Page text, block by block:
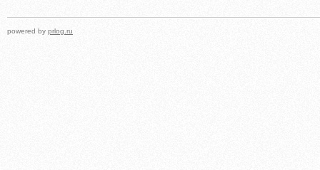
powered by prlog.ru